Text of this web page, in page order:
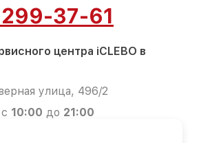
37-61
центра iCLEBO в
улица, 496/2
с 10:00 до 21:00